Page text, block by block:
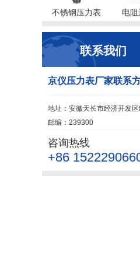
不锈钢压力表 电
联系我们
京仪压力表厂家联系
地址：安徽天长市经济开发
邮编：239300
咨询热线
+86